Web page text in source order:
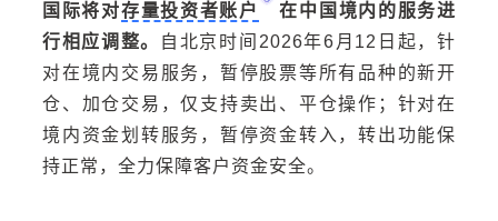
国际将对存量投资者账户
在中国境内的服务进
行相应调整。
自北京时间2026年6月12日起，针
对在境内交易服务，暂停股票等所有品种的新开
仓、加仓交易，仅支持卖出、平仓操作；针对在
境内资金划转服务，暂停资金转入，转出功能保
持正常，全力保障客户资金安全。